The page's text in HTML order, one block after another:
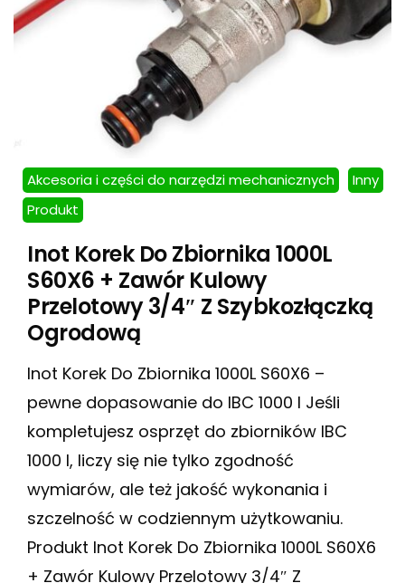
Akcesoria i części do narzędzi mechanicznych
Inny
Produkt
Inot Korek Do Zbiornika 1000L
S60X6 + Zawór Kulowy
Przelotowy 3/4″ Z Szybkozłączką
Ogrodową
Inot Korek Do Zbiornika 1000L S60X6 –
pewne dopasowanie do IBC 1000 l Jeśli
kompletujesz osprzęt do zbiorników IBC
1000 l, liczy się nie tylko zgodność
wymiarów, ale też jakość wykonania i
szczelność w codziennym użytkowaniu.
Produkt Inot Korek Do Zbiornika 1000L S60X6
+ Zawór Kulowy Przelotowy 3/4″ Z